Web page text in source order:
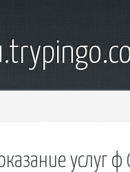
услуг ф